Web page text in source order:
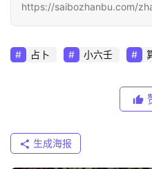
https://saibozhanbu.com/
占卜 小六壬
生成海报